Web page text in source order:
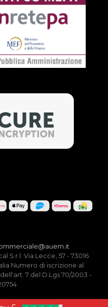
S.r.l. Via Lecce, 57 - 73016
Numero di iscrizione al
7 del D.Lgs 70/2003 -